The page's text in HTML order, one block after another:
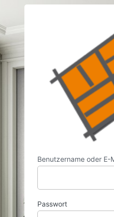
Anmelden
Benutzername oder E-
Passwort